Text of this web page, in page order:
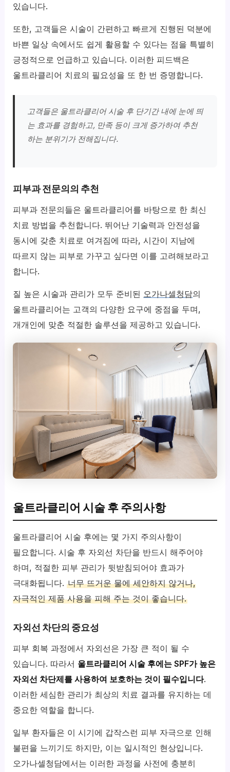
있습니다.
또한, 고객들은 시술이 간편하고 빠르게 진행된 덕분에
바쁜 일상 속에서도 쉽게 활용할 수 있다는 점을 특별히
긍정적으로 언급하고 있습니다. 이러한 피드백은
울트라클리어 치료의 필요성을 또 한 번 증명합니다.
고객들은 울트라클리어 시술 후 단기간 내에 눈에 띄
는 효과를 경험하고, 만족 등이 크게 증가하여 추천
하는 분위기가 전해집니다.
피부과 전문의의 추천
피부과 전문의들은 울트라클리어를 바탕으로 한 최신
치료 방법을 추천합니다. 뛰어난 기술력과 안전성을
동시에 갖춘 치료로 여겨짐에 따라, 시간이 지남에
따르지 않는 피부로 가꾸고 싶다면 이를 고려해보라고
합니다.
질 높은 시술과 관리가 모두 준비된 오가나셀청담의
울트라클리어는 고객의 다양한 요구에 중점을 두며,
개개인에 맞춘 적절한 솔루션을 제공하고 있습니다.
울트라클리어 시술 후 주의사항
울트라클리어 시술 후에는 몇 가지 주의사항이
필요합니다. 시술 후 자외선 차단을 반드시 해주어야
하며, 적절한 피부 관리가 뒷받침되어야 효과가
극대화됩니다.너무 뜨거운 물에 세안하지 않거나,
자극적인 제품 사용을 피해 주는 것이 좋습니다.
자외선 차단의 중요성
피부 회복 과정에서 자외선은 가장 큰 적이 될 수
있습니다. 따라서 울트라클리어 시술 후에는 SPF가 높은
자외선 차단제를 사용하여 보호하는 것이 필수입니다.
이러한 세심한 관리가 최상의 치료 결과를 유지하는 데
중요한 역할을 합니다.
일부 환자들은 이 시기에 갑작스런 피부 자극으로 인해
불편을 느끼기도 하지만, 이는 일시적인 현상입니다.
오가나셀청담에서는 이러한 과정을 사전에 충분히